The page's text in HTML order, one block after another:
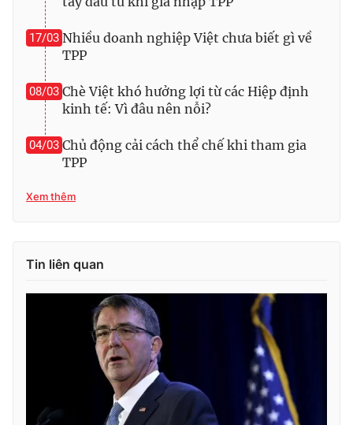
17/03 Nhiều doanh nghiệp Việt chưa biết gì về
TPP
08/03 Chè Việt khó hưởng lợi từ các Hiệp định
kinh tế: Vì đâu nên nỗi?
04/03 Chủ động cải cách thể chế khi tham gia
TPP
Xem thêm
Tin liên quan